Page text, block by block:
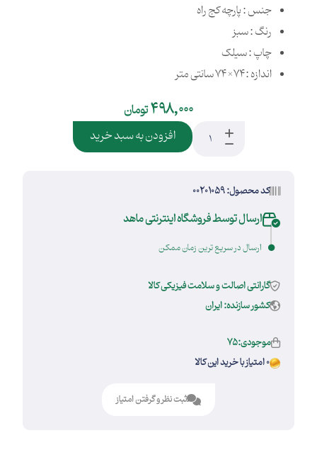
جنس : پارچه کج راه
رنگ : سبز
چاپ : سیلک
اندازه :74×74 سانتی متر
498,000تومان
افزودن به سبد خرید
کد محصول: 00201059
ارسال توسط فروشگاه اینترنتی ماهد
ارسال در سریع ترین زمان ممکن
گارانتی اصالت و سلامت فیزیکی کالا
کشور سازنده: ایران
موجودی:75
0 امتیاز با خرید این کالا
ثبت نظر و گرفتن امتیاز